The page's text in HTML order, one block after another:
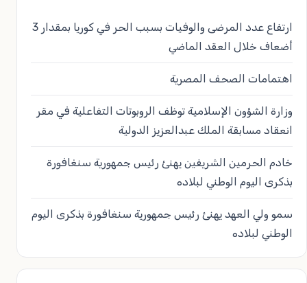
ارتفاع عدد المرضى والوفيات بسبب الحر في كوريا بمقدار 3
أضعاف خلال العقد الماضي
اهتمامات الصحف المصرية
وزارة الشؤون الإسلامية توظف الروبوتات التفاعلية في مقر
انعقاد مسابقة الملك عبدالعزيز الدولية
خادم الحرمين الشريفين يهنئ رئيس جمهورية سنغافورة
بذكرى اليوم الوطني لبلاده
سمو ولي العهد يهنئ رئيس جمهورية سنغافورة بذكرى اليوم
الوطني لبلاده